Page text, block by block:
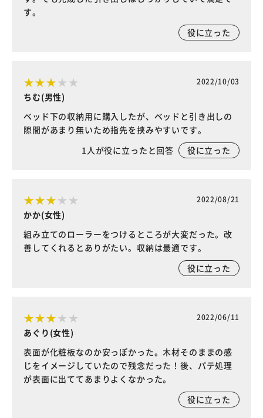
す。
役に立った
2022/10/03
ちむ(男性)
ベッド下の収納用に購入したが、ベッドと引き出しの
隙間があまり無いため指先を挟みやすいです。
1人が役に立ったと回答 役に立った
2022/08/21
かか(女性)
組み立てのローラーをつけるところが大変だった。改
善してくれるとありがたい。収納は最適です。
役に立った
2022/06/11
あぐり(女性)
表面が化粧板なのか安っぽかった。木材そのままの感
じをイメージしていたので残念だった！後、パテ処理
が表面に出ててあまりよくなかった。
役に立った